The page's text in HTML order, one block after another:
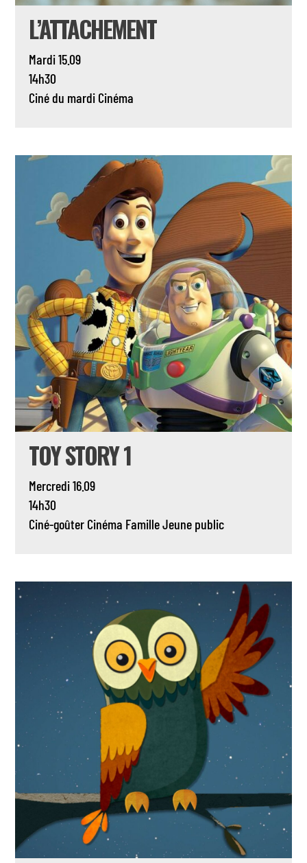
L’ATTACHEMENT
Mardi 15.09
14h30
Ciné du mardi Cinéma
TOY STORY 1
Mercredi 16.09
14h30
Ciné-goûter Cinéma FamilleJeune public